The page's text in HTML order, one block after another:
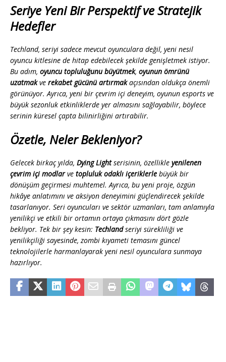
Seriye Yeni Bir Perspektif ve Stratejik
Hedefler
Techland, seriyi sadece mevcut oyunculara değil, yeni nesil
oyuncu kitlesine de hitap edebilecek şekilde genişletmek istiyor.
Bu adım, oyuncu topluluğunu büyütmek, oyunun ömrünü
uzatmakve rekabet gücünü artırmakaçısından oldukça önemli
görünüyor. Ayrıca, yeni bir çevrim içi deneyim, oyunun esports ve
büyük sezonluk etkinliklerde yer almasını sağlayabilir, böylece
serinin küresel çapta bilinirliğini artırabilir.
Özetle, Neler Bekleniyor?
Gelecek birkaç yılda, Dying Lightserisinin, özellikle yenilenen
çevrim içi modlarve topluluk odaklı içeriklerle büyük bir
dönüşüm geçirmesi muhtemel. Ayrıca, bu yeni proje, özgün
hikâye anlatımını ve aksiyon deneyimini güçlendirecek şekilde
tasarlanıyor. Seri oyuncuları ve sektör uzmanları, tam anlamıyla
yenilikçi ve etkili bir ortamın ortaya çıkmasını dört gözle
bekliyor. Tek bir şey kesin: Techlandseriyi sürekliliği ve
yenilikçiliği sayesinde, zombi kıyameti temasını güncel
teknolojilerle harmanlayarak yeni nesil oyunculara sunmaya
hazırlıyor.